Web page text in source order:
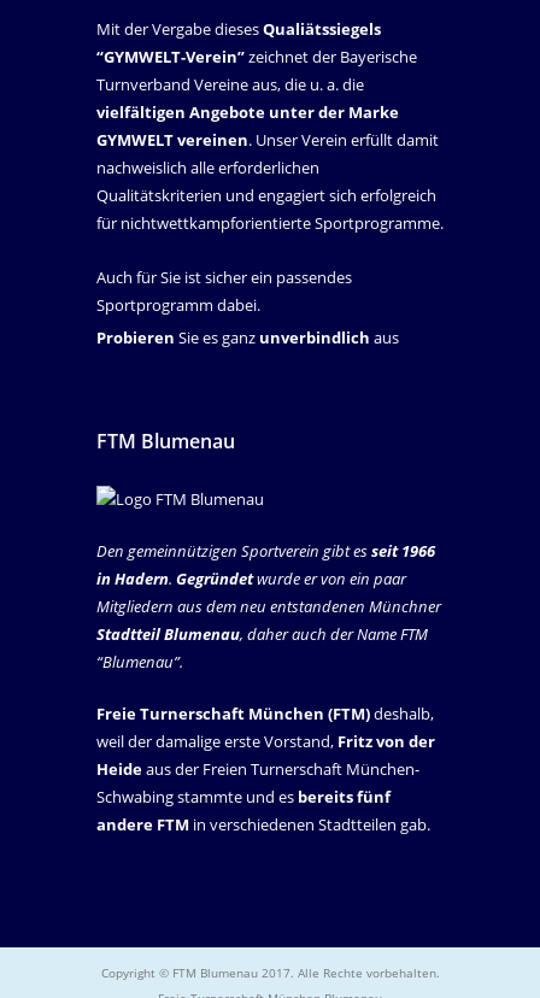
Mit der Vergabe diesesQualiätssiegels
“GYMWELT-Verein”zeichnet der Bayerische
Turnverband Vereine aus, die u. a. die
vielfältigen Angebote unter der Marke
GYMWELT vereinen. Unser Verein erfüllt damit
nachweislich alle erforderlichen
Qualitätskriterien und engagiert sich erfolgreich
für nichtwettkampforientierte Sportprogramme.
Auch für Sie ist sicher ein passendes
Sportprogramm dabei.
Probieren Sie es ganz unverbindlich aus
FTM Blumenau
Den gemeinnützigen Sportverein gibt esseit 1966
in Hadern. Gegründetwurde er von ein paar
Mitgliedern aus dem neu entstandenen Münchner
Stadtteil Blumenau, daher auch der Name FTM
“Blumenau”.
Freie Turnerschaft München (FTM)deshalb,
weil der damalige erste Vorstand, Fritz von der
Heideaus der Freien Turnerschaft München-
Schwabing stammte und es bereits fünf
andere FTM in verschiedenen Stadtteilen gab.
Copyright © FTM Blumenau 2017. Alle Rechte vorbehalten.